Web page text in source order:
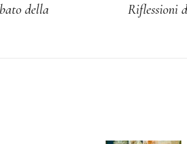
della
Riflessioni